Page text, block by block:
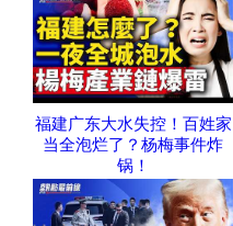
福建广东大水失控！百姓家
当全泡烂了？杨梅事件炸
锅！